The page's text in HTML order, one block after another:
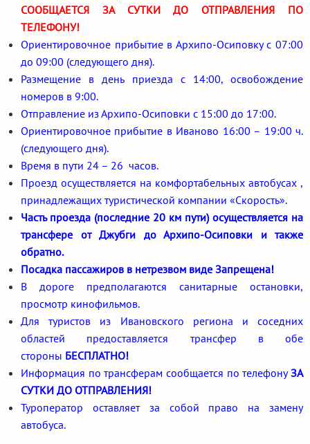
СООБЩАЕТСЯ ЗА СУТКИ ДО ОТПРАВЛЕНИЯ ПО
ТЕЛЕФОНУ!
Ориентировочное прибытие в Архипо-Осиповку с 07:00
до 09:00 (следующего дня).
Размещение в день приезда с 14:00, освобождение
номеров в 9:00.
Отправление из Архипо-Осиповки с 15:00 до 17:00.
Ориентировочное прибытие в Иваново 16:00 – 19:00 ч.
(следующего дня).
Время в пути 24 – 26 часов.
Проезд осуществляется на комфортабельных автобусах ,
принадлежащих туристической компании «Скорость».
Часть проезда (последние 20 км пути) осуществляется на
трансфере от Джубги до Архипо-Осиповки и также
обратно.
Посадка пассажиров в нетрезвом виде Запрещена!
В дороге предполагаются санитарные остановки,
просмотр кинофильмов.
Для туристов из Ивановского региона и соседних
областей предоставляется трансфер в обе
стороны БЕСПЛАТНО!
Информация по трансферам сообщается по телефонуЗА
СУТКИ ДО ОТПРАВЛЕНИЯ!
Туроператор оставляет за собой право на замену
автобуса.